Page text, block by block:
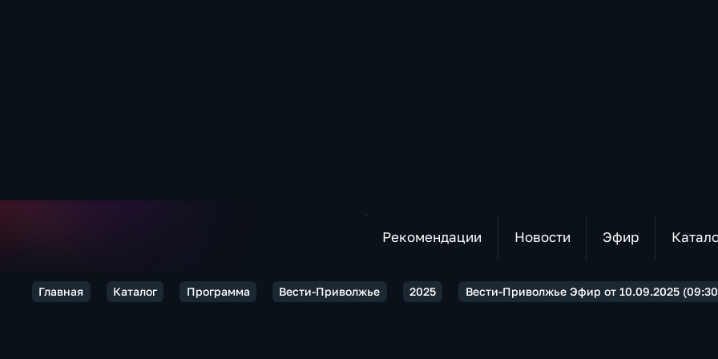
Рекомендации Новости Эфир
Главная Каталог Программа Вести-Приволжье 2025 Вести-Приволжье Эфир от 10.09.2025